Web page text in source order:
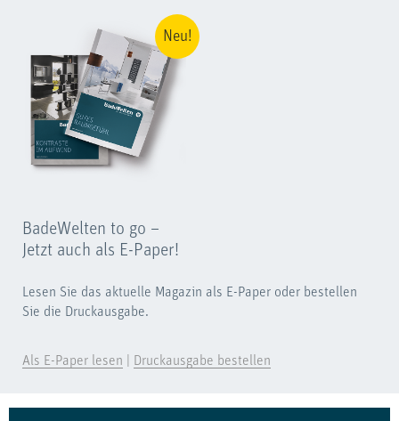
Neu!
BadeWelten to go –
Jetzt auch als E-Paper!
Lesen Sie das aktuelle Magazin als E-Paper oder bestellen
Sie die Druckausgabe.
Als E-Paper lesen Druckausgabe bestellen